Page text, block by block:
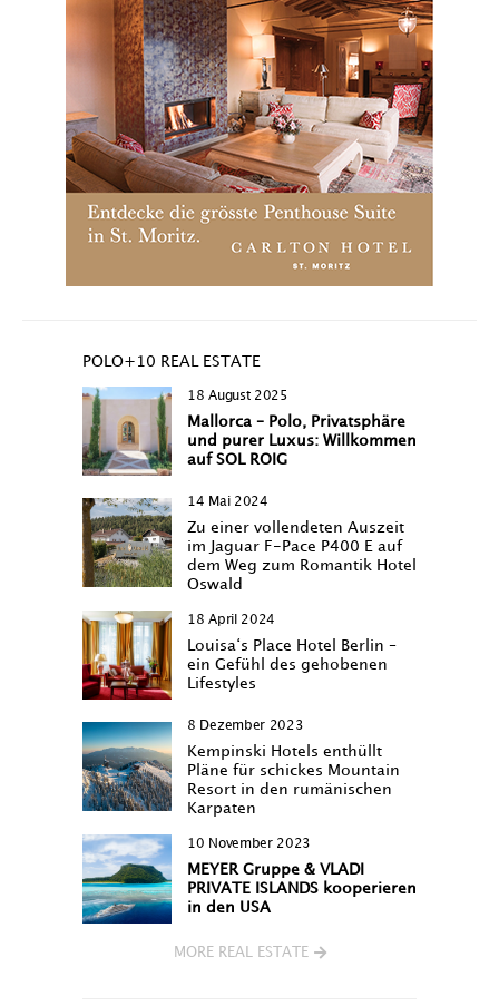
POLO+10 REAL ESTATE
18 August 2025
Mallorca – Polo, Privatsphäre
und purer Luxus: Willkommen
auf SOL ROIG
14 Mai 2024
Zu einer vollendeten Auszeit
im Jaguar F-Pace P400 E auf
dem Weg zum Romantik Hotel
Oswald
18 April 2024
Louisa‘s Place Hotel Berlin –
ein Gefühl des gehobenen
Lifestyles
8 Dezember 2023
Kempinski Hotels enthüllt
Pläne für schickes Mountain
Resort in den rumänischen
Karpaten
10 November 2023
MEYER Gruppe & VLADI
PRIVATE ISLANDS kooperieren
in den USA
MORE REAL ESTATE